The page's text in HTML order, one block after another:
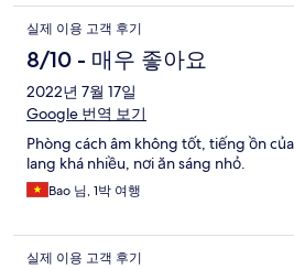
실제 이용 고객 후기
8/10 - 매우 좋아요
2022년 7월 17일
Google 번역 보기
Phòng cách âm không tốt, tiếng ồn
lang khá nhiều, nơi ăn sáng nhỏ.
Bao 님, 1박 여행
실제 이용 고객 후기